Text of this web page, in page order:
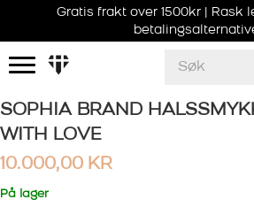
Gratis frakt over 1500kr | Rask
SOPHIA BRAND
WITH LOVE
10.000,00 KR
På lager